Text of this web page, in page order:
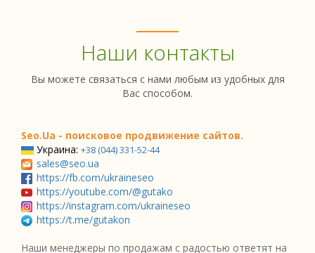
Наши контакты
Вы можете связаться с нами любым из удобных для
Вас способом.
Seo.Ua - поисковое продвижение сайтов.
Украина: +38 (044) 331-52-44
sales@seo.ua
https://fb.com/ukraineseo
https://youtube.com/@gutako
https://instagram.com/ukraineseo
https://t.me/gutakon
Наши менеджеры по продажам с радостью ответят на